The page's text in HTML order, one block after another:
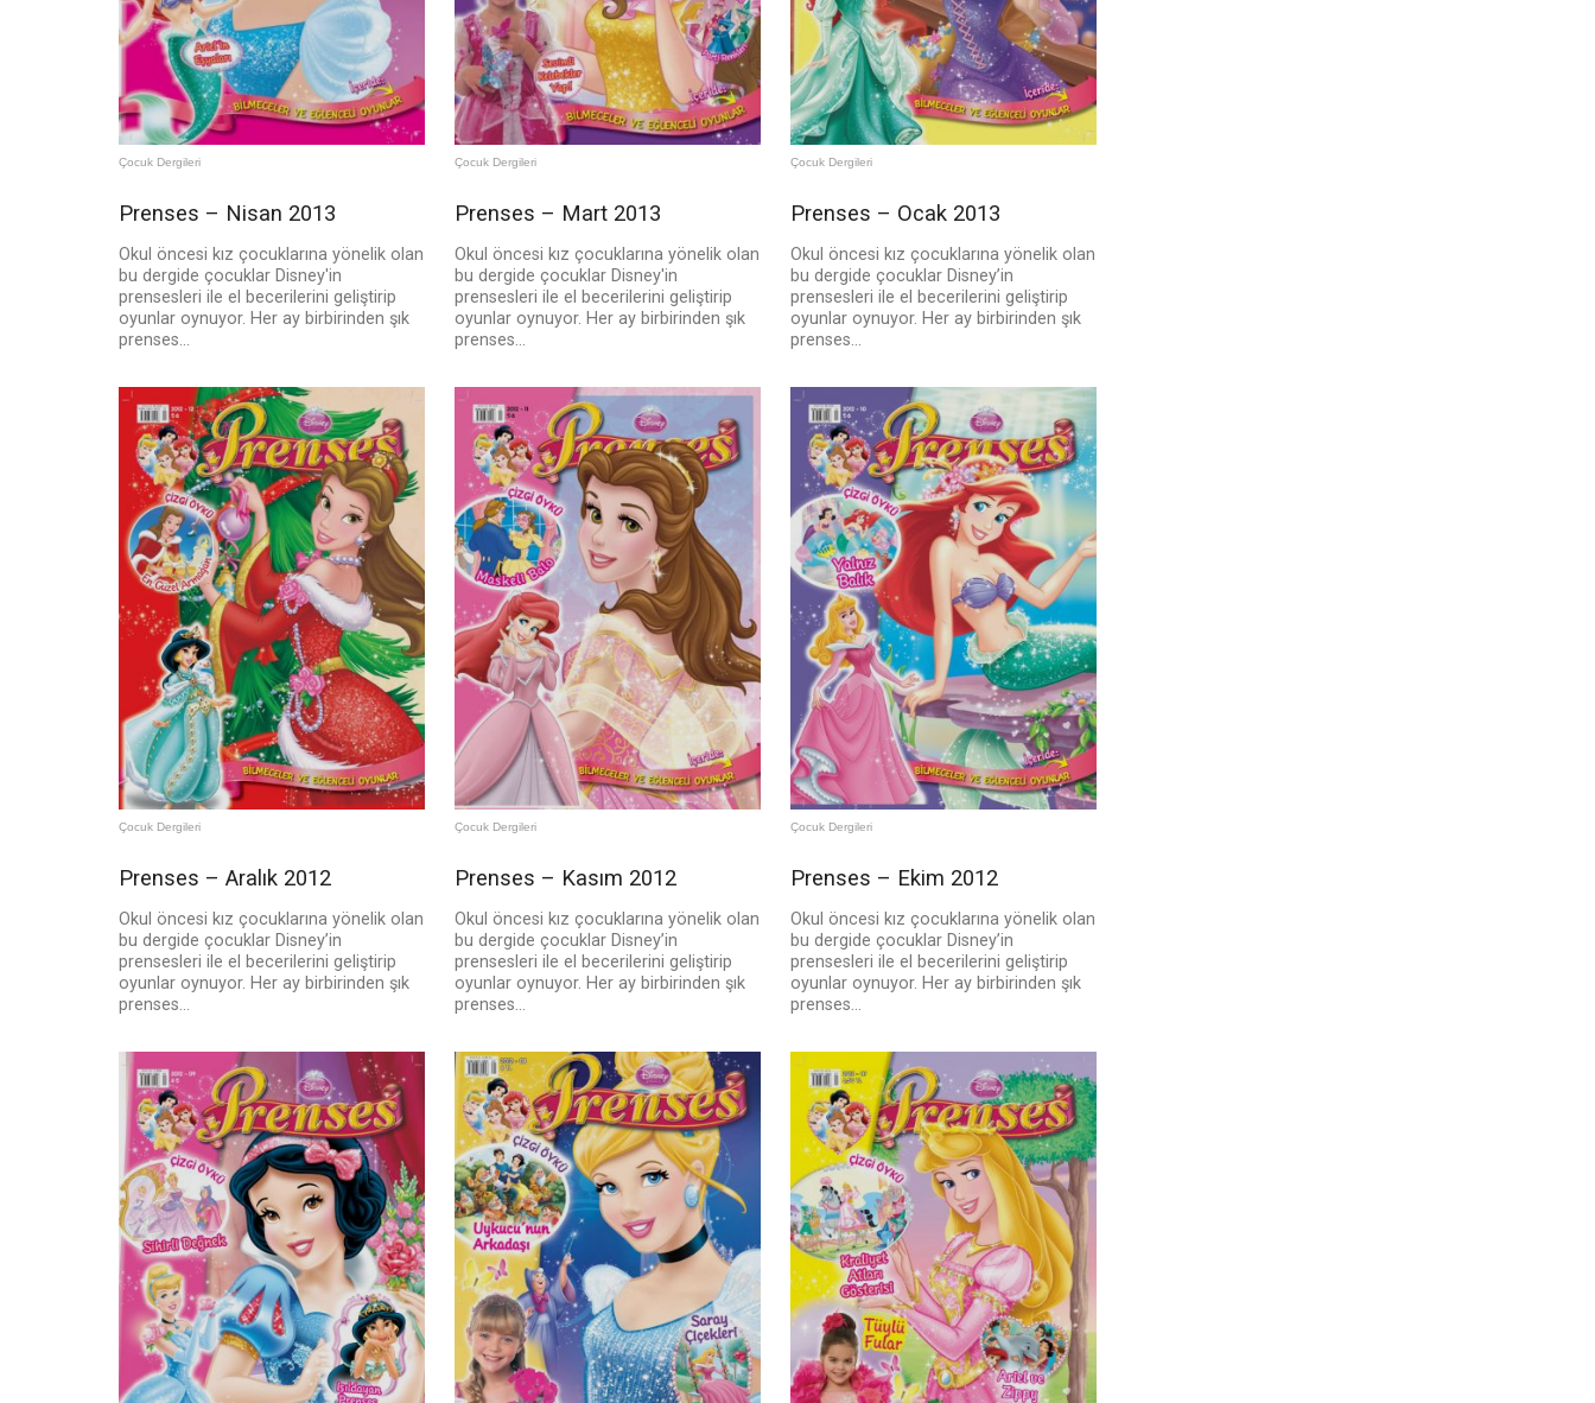
Çocuk Dergileri
Prenses – Nisan 2013
Okul öncesi kız çocuklarına yönelik olan
bu dergide çocuklar Disney'in
prensesleri ile el becerilerini geliştirip
oyunlar oynuyor. Her ay birbirinden şık
prenses...
Çocuk Dergileri
Prenses – Mart 2013
Okul öncesi kız çocuklarına yönelik olan
bu dergide çocuklar Disney'in
prensesleri ile el becerilerini geliştirip
oyunlar oynuyor. Her ay birbirinden şık
prenses...
Çocuk Dergileri
Prenses – Ocak 2013
Okul öncesi kız çocuklarına yönelik olan
bu dergide çocuklar Disney’in
prensesleri ile el becerilerini geliştirip
oyunlar oynuyor. Her ay birbirinden şık
prenses...
Çocuk Dergileri
Prenses – Aralık 2012
Okul öncesi kız çocuklarına yönelik olan
bu dergide çocuklar Disney’in
prensesleri ile el becerilerini geliştirip
oyunlar oynuyor. Her ay birbirinden şık
prenses...
Çocuk Dergileri
Prenses – Kasım 2012
Okul öncesi kız çocuklarına yönelik olan
bu dergide çocuklar Disney’in
prensesleri ile el becerilerini geliştirip
oyunlar oynuyor. Her ay birbirinden şık
prenses...
Çocuk Dergileri
Prenses – Ekim 2012
Okul öncesi kız çocuklarına yönelik olan
bu dergide çocuklar Disney’in
prensesleri ile el becerilerini geliştirip
oyunlar oynuyor. Her ay birbirinden şık
prenses...